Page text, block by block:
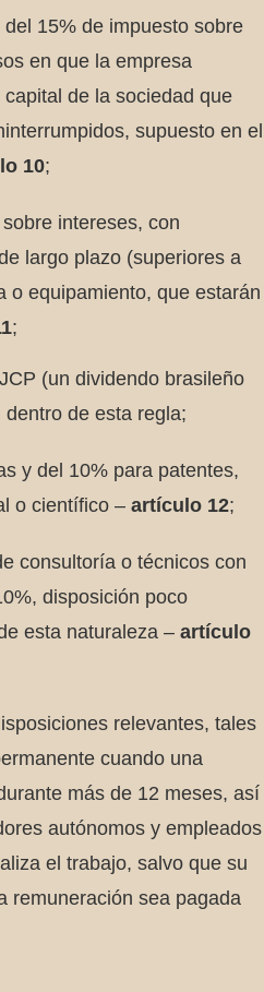
15% de impuesto sobre
en que la empresa
de la sociedad que
supuesto en el
10;
intereses, con
largo plazo (superiores a
o equipamiento, que estarán
;
(un dividendo brasileño
de esta regla;
y del 10% para patentes,
o científico – artículo 12;
consultoría o técnicos con
disposición poco
esta naturaleza – artículo
relevantes, tales
cuando una
más de 12 meses, así
autónomos y empleados
el trabajo, salvo que su
remuneración sea pagada